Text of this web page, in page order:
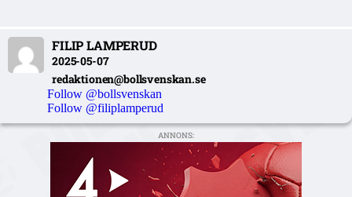
FILIP LAMPERUD
2025-05-07
redaktionen@bollsvenskan.se
Follow @bollsvenskan
Follow @filiplamperud
ANNONS: